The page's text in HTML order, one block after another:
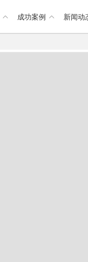
成功案例 新闻动